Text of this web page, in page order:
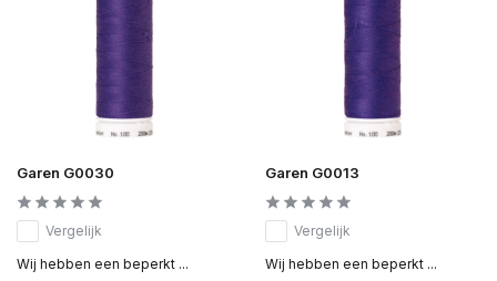
Garen G0030
Vergelijk
Wij hebben een beperkt ...
Garen G0013
Vergelijk
Wij hebben een beperkt ...